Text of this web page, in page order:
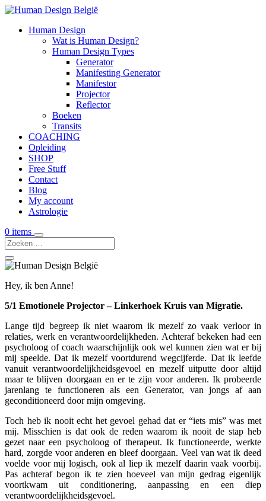
Human Design
Wat is Human Design?
Human Design Types
Generator
Manifesting Generator
Manifestor
Projector
Reflector
Boeken
Transits
COACHING
Opleiding
SHOP
Free Stuff
Contact
Blog
My account
Astrologie
0 items
Hey, ik ben Anne!
5/1 Emotionele Projector – Linkerhoek Kruis van Migratie.
Lange tijd begreep ik niet waarom ik mezelf zo vaak verloor in
relaties, werk en verantwoordelijkheden. Achteraf bekeken had een
psycholoog of coach waarschijnlijk ook wel kunnen zien wat er bij
mij speelde. Dat ik mezelf voortdurend wegcijferde. Dat ik leefde
vanuit verantwoordelijkheidsgevoel en mezelf uitputte door altijd
maar te blijven doorgaan en er te zijn voor anderen. Ik probeerde
jarenlang te functioneren als een Generator, van jongs af aan
geconditioneerd door mijn omgeving.
Toch heb ik nooit echt het gevoel gehad dat er “iets mis” was met
mij. Misschien is dat ook de reden waarom ik nooit de stap heb
gezet naar een psycholoog of therapeut. Ik functioneerde, werkte
hard, zorgde voor anderen en bleef doorgaan. Veel van wat ik deed
voelde voor mij logisch, ook al liep ik mezelf daarin vaak voorbij.
Pas achteraf begon ik te zien hoeveel van mijn gedrag eigenlijk
voortkwam uit conditionering, aanpassing en een diep
verantwoordelijkheidsgevoel.